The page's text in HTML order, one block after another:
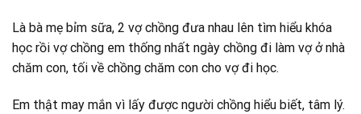
Là bà mẹ bỉm sữa, 2 vợ chồng đưa nhau lên tìm hiểu khóa
học rồi vợ chồng em thống nhất ngày chồng đi làm vợ ở nhà
chăm con, tối về chồng chăm con cho vợ đi học.
Em thật may mắn vì lấy được người chồng hiểu biết, tâm lý.